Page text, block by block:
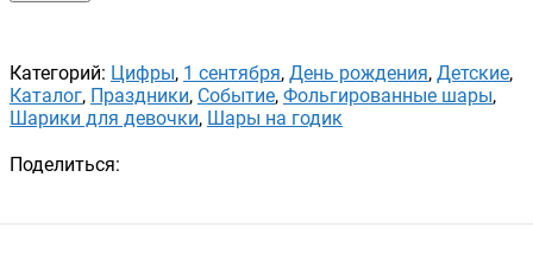
Категорий: Цифры, 1 сентября, День рождения, Детские,
Каталог, Праздники, Событие, Фольгированные шары,
Шарики для девочки, Шары на годик
Поделиться: